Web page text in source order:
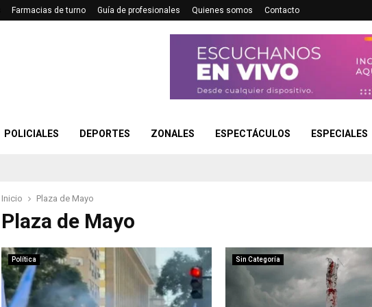
Farmacias de turno Guía de profesionales Quienes somos Contacto
POLICIALES DEPORTES ZONALES ESPECTÁCULOS ESPECIALES
Inicio Plaza de Mayo
Plaza de Mayo
Política Sin Categoría